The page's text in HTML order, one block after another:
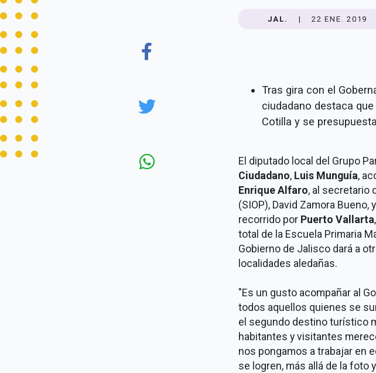
JAL. | 22 ENE. 2019
Tras gira con el
ciudadano destaca
Cotilla y se
El diputado local del Grupo
Ciudadano, Luis Munguía,
Enrique Alfaro, al secretario
(SIOP), David Zamora Bueno,
recorrido por Puerto Vallarta
total de la Escuela Primaria
Gobierno de Jalisco dará a
localidades aledañas.
"Es un gusto acompañar al
todos aquellos quienes se
el segundo destino turístico
habitantes y visitantes
nos pongamos a trabajar en
se logren, más allá de la foto